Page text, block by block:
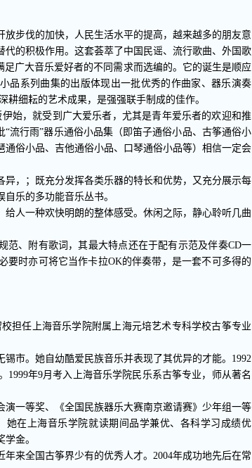
步伐的加快，人民生活水平的提高，越来越多的朋友意
的积极作用。这套荟萃了中国民谣、流行歌曲、外国歌
广大音乐爱好者的不同需求而选编的。它的诞生是顺应
品系列曲集的出版体现出一批优秀的作曲家、器乐演奏
细耘的艺术成果，是强强联手制成的佳作。
始，就受到广大爱乐者，尤其是青年爱乐者的欢迎和推
流行雨”器乐通俗小品集（即笛子通俗小品、古筝通俗小
俗小品、吉他通俗小品、口琴通俗小品等）相信一定会
，；既充分发挥各类乐器的特长和优势，又充分展示每
乐的多功能音乐丛书。
人一种欢快明朗的整体感受。休闲之际，静心聆听几曲
范、附有歌词，其最大特点还在于配有示范及伴奏CD一
要时亦可将它当作卡拉OK的伴奏带，是一套不可多得的
担任上海音乐学院附属上海元培艺术专科学校古筝专业
市。她自幼酷爱民族音乐并表现了其优异的才能。1992
年9月考入上海音乐学院民乐系古筝专业，师从著名
一等奖、《全国民族器乐大赛南京邀请赛》少年组一等
在上海音乐学院就读期间品学兼优、各科学习成绩优
金。
来全国古筝界少有的优秀人才。2004年成功地先后在常